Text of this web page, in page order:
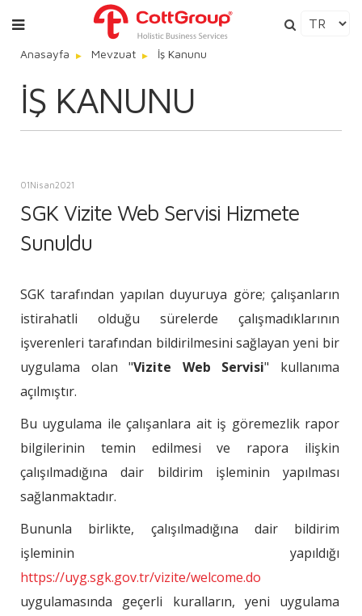
Anasayfa Mevzuat İş Kanunu
İŞ KANUNU
01Nisan2021
SGK Vizite Web Servisi Hizmete
Sunuldu
SGK tarafından yapılan duyuruya göre; çalışanların
istirahatli olduğu sürelerde çalışmadıklarının
işverenleri tarafından bildirilmesini sağlayan yeni bir
uygulama olan "Vizite Web Servisi" kullanıma
açılmıştır.
Bu uygulama ile çalışanlara ait iş göremezlik rapor
bilgilerinin temin edilmesi ve rapora ilişkin
çalışılmadığına dair bildirim işleminin yapılması
sağlanmaktadır.
Bununla birlikte, çalışılmadığına dair bildirim
işleminin yapıldığı
https://uyg.sgk.gov.tr/vizite/welcome.do
uygulamasında geçerli kuralların, yeni uygulama